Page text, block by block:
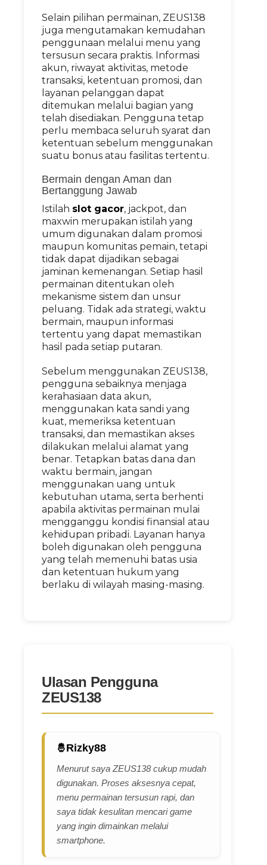
Selain pilihan permainan, ZEUS138
juga mengutamakan kemudahan
penggunaan melalui menu yang
tersusun secara praktis. Informasi
akun, riwayat aktivitas, metode
transaksi, ketentuan promosi, dan
layanan pelanggan dapat
ditemukan melalui bagian yang
telah disediakan. Pengguna tetap
perlu membaca seluruh syarat dan
ketentuan sebelum menggunakan
suatu bonus atau fasilitas tertentu.
Bermain dengan Aman dan
Bertanggung Jawab
Istilah slot gacor, jackpot, dan
maxwin merupakan istilah yang
umum digunakan dalam promosi
maupun komunitas pemain, tetapi
tidak dapat dijadikan sebagai
jaminan kemenangan. Setiap hasil
permainan ditentukan oleh
mekanisme sistem dan unsur
peluang. Tidak ada strategi, waktu
bermain, maupun informasi
tertentu yang dapat memastikan
hasil pada setiap putaran.
Sebelum menggunakan ZEUS138,
pengguna sebaiknya menjaga
kerahasiaan data akun,
menggunakan kata sandi yang
kuat, memeriksa ketentuan
transaksi, dan memastikan akses
dilakukan melalui alamat yang
benar. Tetapkan batas dana dan
waktu bermain, jangan
menggunakan uang untuk
kebutuhan utama, serta berhenti
apabila aktivitas permainan mulai
mengganggu kondisi finansial atau
kehidupan pribadi. Layanan hanya
boleh digunakan oleh pengguna
yang telah memenuhi batas usia
dan ketentuan hukum yang
berlaku di wilayah masing-masing.
Ulasan Pengguna
ZEUS138
Rizky88
Menurut saya ZEUS138 cukup mudah
digunakan. Proses aksesnya cepat,
menu permainan tersusun rapi, dan
saya tidak kesulitan mencari game
yang ingin dimainkan melalui
smartphone.